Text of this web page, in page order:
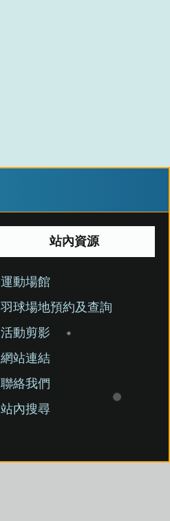
站內資源
運動場館
羽球場地預約及查詢
活動剪影
網站連結
聯絡我們
站內搜尋